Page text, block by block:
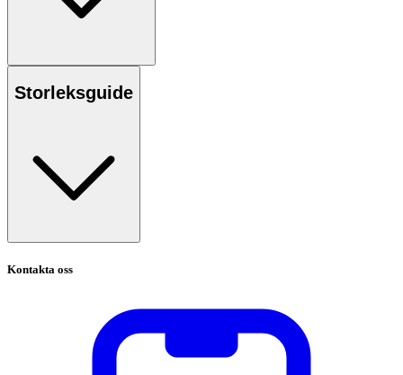
Storleksguide
Kontakta oss